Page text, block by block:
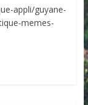
appli/guyane-
memes-